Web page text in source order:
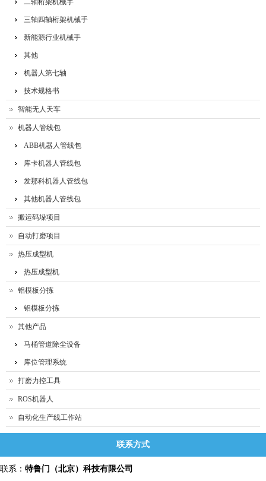
二轴桁架机械手
三轴四轴桁架机械手
新能源行业机械手
其他
机器人第七轴
技术规格书
智能无人天车
机器人管线包
ABB机器人管线包
库卡机器人管线包
发那科机器人管线包
其他机器人管线包
搬运码垛项目
自动打磨项目
热压成型机
热压成型机
铝模板分拣
铝模板分拣
其他产品
马桶管道除尘设备
库位管理系统
打磨力控工具
ROS机器人
自动化生产线工作站
联系方式
联系： 特鲁门 （北京）科技有限公司